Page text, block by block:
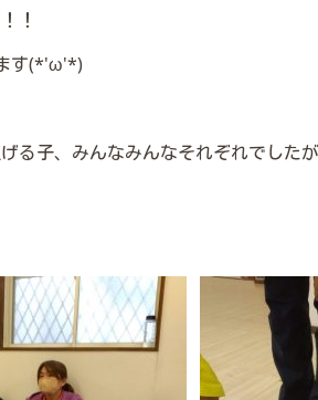
！
す(*'ω'*)
る子、みんなみんなそれぞれでしたが